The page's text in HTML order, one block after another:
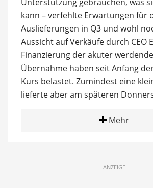
kann – verfehlte Erwartungen für
Auslieferungen in Q3 und wohl
Aussicht auf Verkäufe durch CEO
Finanzierung der akuter
Übernahme haben seit Anfang
Kurs belastet. Zumindest eine
lieferte aber am späteren
Mehr
ANZEIGE